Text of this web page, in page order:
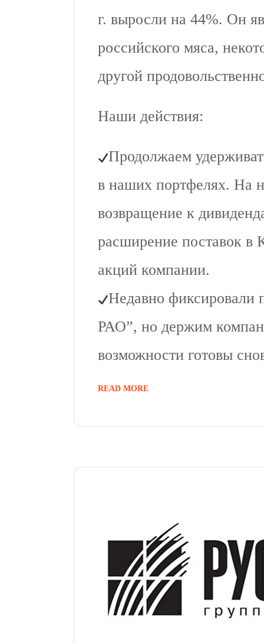
г. выросли на 44%. Он
российского мяса,
другой
Наши действия:
Продолжаем
в наших портфелях. На
возвращение к
расширение поставок в
акций компании.
Недавно фиксировали
РАО”, но держим
возможности готовы
READ MORE